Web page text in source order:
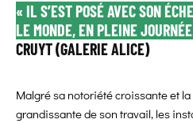
« IL S’EST POSÉ AVEC SON
LE MONDE, EN PLEINE
CRUYT (GALERIE ALICE)
Malgré sa notoriété croissante et
grandissante de son travail, les